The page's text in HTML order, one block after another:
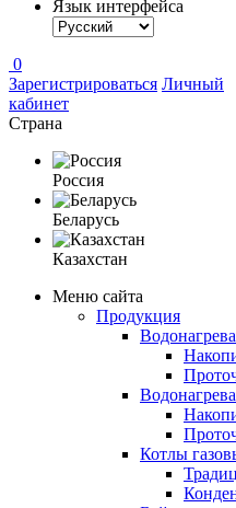
Язык интерфейса
0
Зарегистрироваться Личный
кабинет
Страна
Россия
Беларусь
Казахстан
Меню сайта
Продукция
Котлы